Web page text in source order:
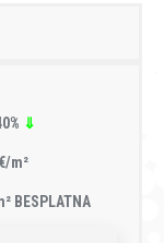
⇓
m²
BESPLATNA